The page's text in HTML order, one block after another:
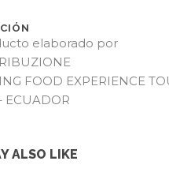
elaborado por
FOOD EXPERIENCE
ECUADOR
ALSO LIKE